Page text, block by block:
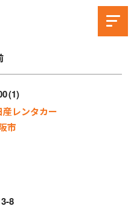
1
産レンタカー
市
8